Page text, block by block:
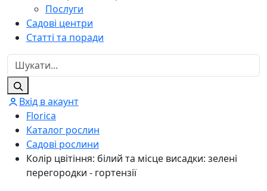
Послуги
Садові центри
Статті та поради
Вхід в акаунт
Florica
Каталог рослин
Садові рослини
Колір цвітіння: білий та місце висадки: зелені
перегородки - гортензії